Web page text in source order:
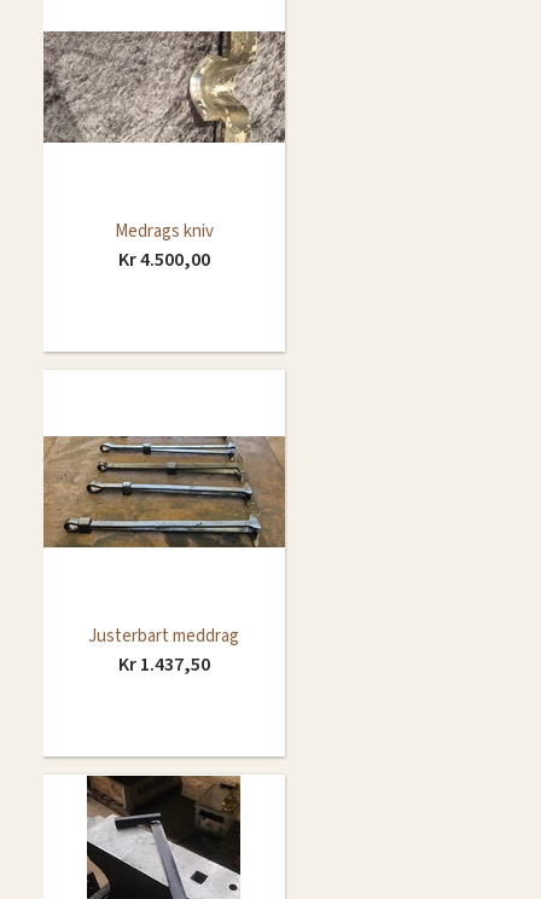
Medrags kniv
Kr 4.500,00
Justerbart meddrag
Kr 1.437,50